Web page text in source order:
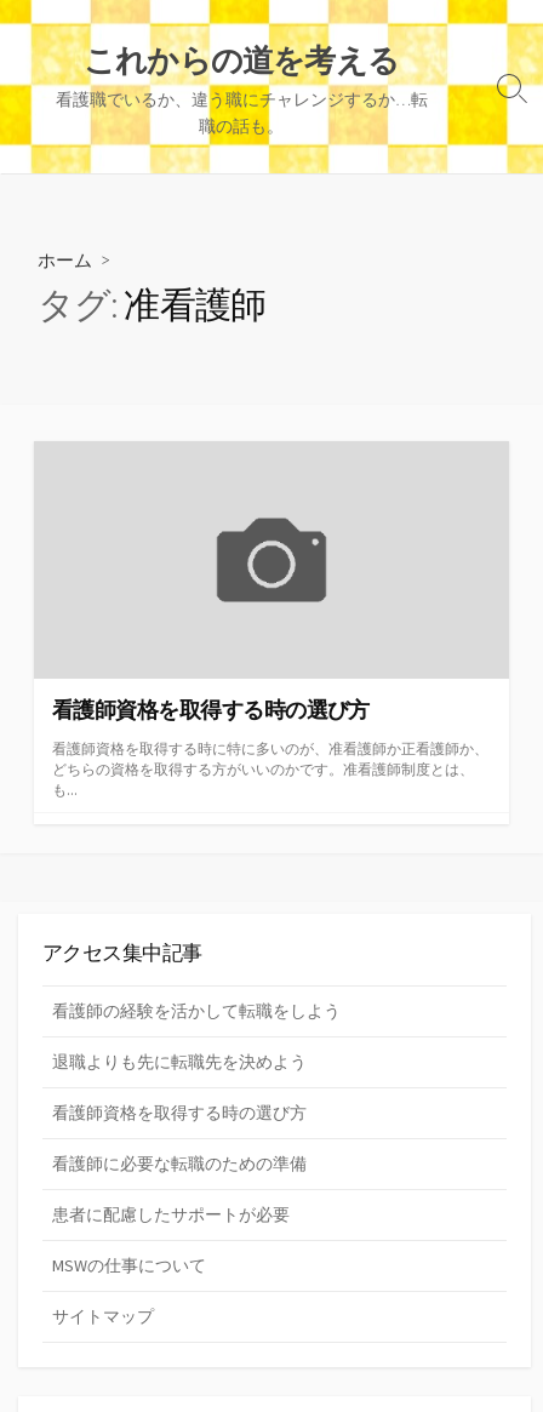
これからの道を考える
看護職でいるか、違う職にチャレンジするか…転
職の話も。
検
切
り
ホーム >
タグ:准看護師
看護師資格を取得する時の選び方
看護師資格を取得する時に特に多いのが、准看護師か正看護師か、
どちらの資格を取得する方がいいのかです。准看護師制度とは、
も...
アクセス集中記事
看護師の経験を活かして転職をしよう
退職よりも先に転職先を決めよう
看護師資格を取得する時の選び方
看護師に必要な転職のための準備
患者に配慮したサポートが必要
MSWの仕事について
サイトマップ